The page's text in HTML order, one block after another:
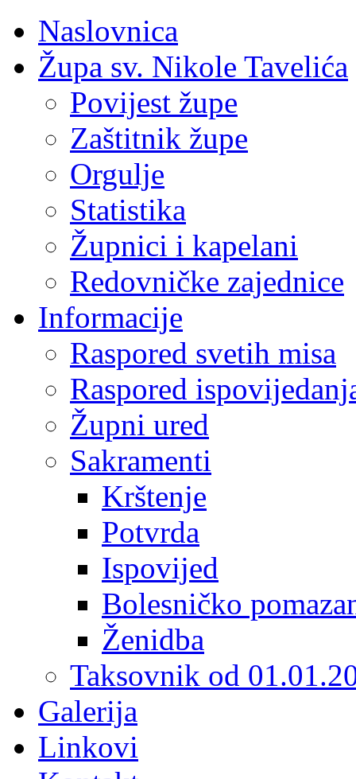
Naslovnica
Župa sv. Nikole Tavelića
Povijest župe
Zaštitnik župe
Orgulje
Statistika
Župnici i kapelani
Redovničke zajednice
Informacije
Raspored svetih misa
Raspored
Župni ured
Sakramenti
Krštenje
Potvrda
Ispovijed
Bolesničko
Ženidba
Taksovnik od
Galerija
Linkovi